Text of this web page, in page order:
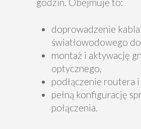
godzin. Obejmuje to:
doprowadzenie kabla
światłowodowego
montaż i aktywację
optycznego,
podłączenie routera
pełną konfigurację
połączenia.